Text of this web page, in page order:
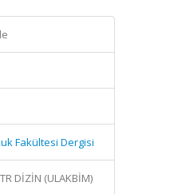
Fakültesi Dergisi
TR DİZİN (ULAKBİM)